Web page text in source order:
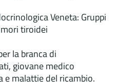
Veneta: Gruppi
tiroidei
la branca di
giovane medico
e malattie del ricambio.